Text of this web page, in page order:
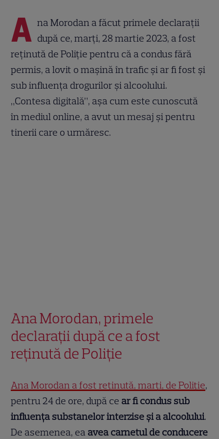
A na Morodan a făcut primele declarații
după ce, marți, 28 martie 2023, a fost
reținută de Poliție pentru că a condus fără
permis, a lovit o mașină în trafic și ar fi fost și
sub influența drogurilor și alcoolului.
„Contesa digitală”, așa cum este cunoscută
în mediul online, a avut un mesaj și pentru
tinerii care o urmăresc.
Ana Morodan, primele
declarații după ce a fost
reținută de Poliție
Ana Morodan a fost reținută, marți, de Poliție,
pentru 24 de ore, după ce ar fi condus sub
influența substanelor interzise și a alcoolului.
De asemenea, ea avea carnetul de conducere